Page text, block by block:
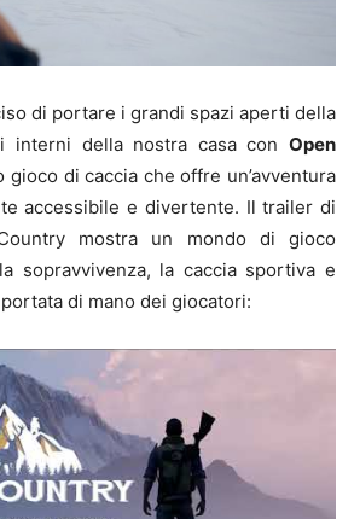
di portare i grandi spazi aperti della
interni della nostra casa con Open
gioco di caccia che offre un’avventura
accessibile e divertente. Il trailer di
mostra un mondo di gioco
sopravvivenza, la caccia sportiva e
di mano dei giocatori: